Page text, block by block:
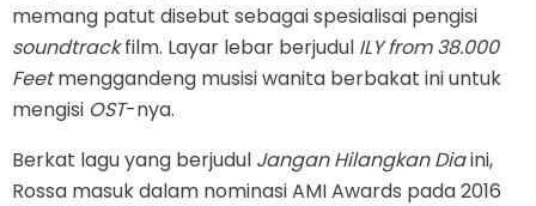
memang patut disebut sebagai spesialisai pengisi
soundtrackfilm. Layar lebar berjudul ILY from 38.000
Feetmenggandeng musisi wanita berbakat ini untuk
mengisi OST-nya.
Berkat lagu yang berjudul Jangan Hilangkan Diaini,
Rossa masuk dalam nominasi AMI Awards pada 2016